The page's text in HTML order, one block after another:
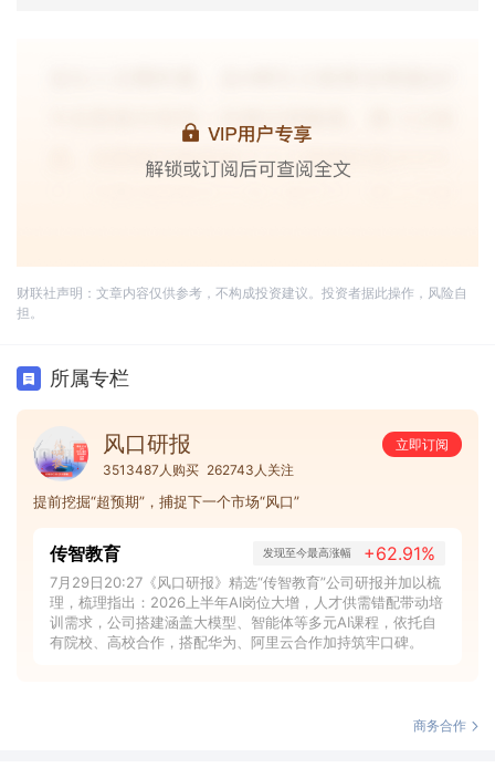
财联社声明：文章内容仅供参考，不构成投资建议。投资者据此操作，风险自
担。
所属专栏
风口研报
立即订阅
3513487人购买 262743人关注
提前挖掘“超预期”，捕捉下一个市场“风口”
传智教育 发现至今最高涨幅 +62.91%
7月29日20:27《风口研报》精选“传智教育”公司研报并加以梳
理，梳理指出：2026上半年AI岗位大增，人才供需错配带动培
训需求，公司搭建涵盖大模型、智能体等多元AI课程，依托自
有院校、高校合作，搭配华为、阿里云合作加持筑牢口碑。
商务合作